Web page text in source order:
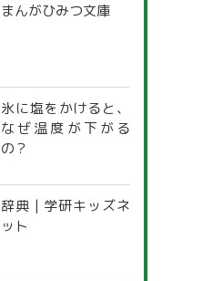
まんがひみつ文庫
氷に塩をかけると、
なぜ温度が下がる
の？
辞典 | 学研キッズネ
ット